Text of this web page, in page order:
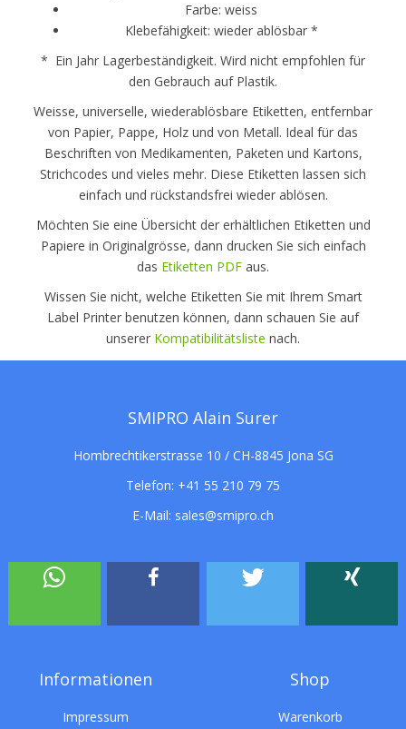
Farbe: weiss
Klebefähigkeit: wieder ablösbar *
* Ein Jahr Lagerbeständigkeit. Wird nicht empfohlen für
den Gebrauch auf Plastik.
Weisse, universelle, wiederablösbare Etiketten, entfernbar
von Papier, Pappe, Holz und von Metall. Ideal für das
Beschriften von Medikamenten, Paketen und Kartons,
Strichcodes und vieles mehr. Diese Etiketten lassen sich
einfach und rückstandsfrei wieder ablösen.
Möchten Sie eine Übersicht der erhältlichen Etiketten und
Papiere in Originalgrösse, dann drucken Sie sich einfach
das Etiketten PDF aus.
Wissen Sie nicht, welche Etiketten Sie mit Ihrem Smart
Label Printer benutzen können, dann schauen Sie auf
unserer Kompatibilitätsliste nach.
SMIPRO Alain Surer
Hombrechtikerstrasse 10 / CH-8845 Jona SG
Telefon: +41 55 210 79 75
E-Mail: sales@smipro.ch
Informationen
Impressum
Shop
Warenkorb